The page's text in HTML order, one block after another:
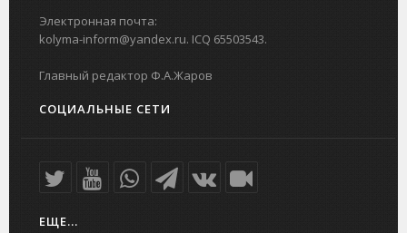
Электронная почта:
kolyma-inform@yandex.ru. ICQ 65503543.
Главный редактор Ф.А.Жаров
СОЦИАЛЬНЫЕ СЕТИ
ЕЩЕ...